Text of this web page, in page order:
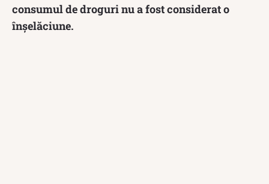
consumul de droguri nu a fost considerat o
înșelăciune.